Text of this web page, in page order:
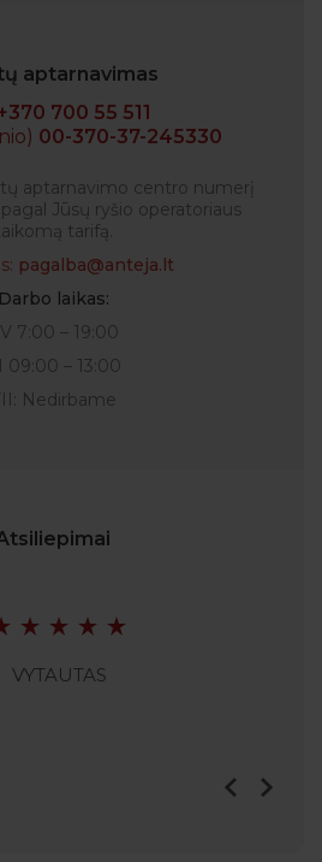
aptarnavimas
700 55 511
00-370-37-245330
aptarnavimo centro numerį
Jūsų ryšio operatoriaus
tarifą.
pagalba@anteja.lt
Darbo laikas:
7:00 – 19:00
09:00 – 13:00
Nedirbame
VYTAUTAS